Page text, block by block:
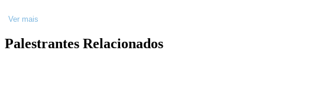
Ver mais
Palestrantes Relacionados